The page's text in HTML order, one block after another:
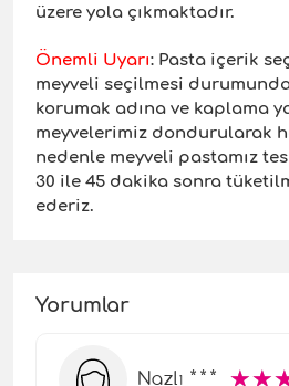
üzere yola çıkmaktadır.
Önemli Uyarı: Pasta içerik
meyveli seçilmesi
korumak adına ve kaplama
meyvelerimiz dondurularak
nedenle meyveli pastamız
30 ile 45 dakika sonra
ederiz.
Yorumlar
Nazlı *** ☆☆
★★